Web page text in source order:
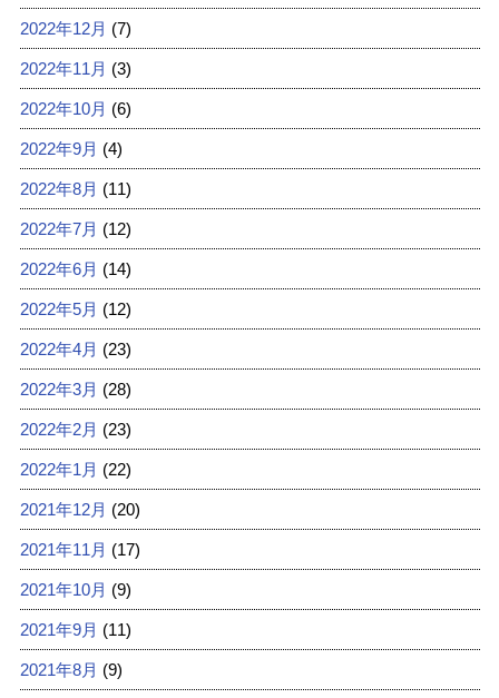
2022年12月 (7)
2022年11月 (3)
2022年10月 (6)
2022年9月 (4)
2022年8月 (11)
2022年7月 (12)
2022年6月 (14)
2022年5月 (12)
2022年4月 (23)
2022年3月 (28)
2022年2月 (23)
2022年1月 (22)
2021年12月 (20)
2021年11月 (17)
2021年10月 (9)
2021年9月 (11)
2021年8月 (9)